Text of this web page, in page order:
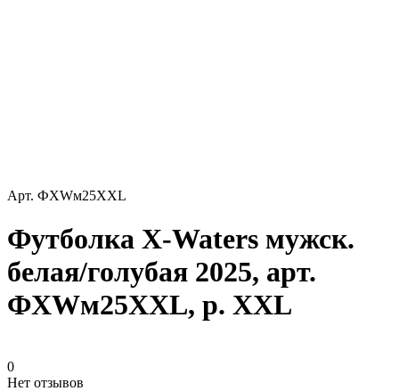
Арт. ФXWм25XXL
Футболка X-Waters мужск.
белая/голубая 2025, арт.
ФXWм25XXL, р. XXL
0
Нет отзывов